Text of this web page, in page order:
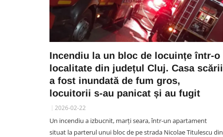
Incendiu la un bloc de locuințe într-o
localitate din județul Cluj. Casa scării
a fost inundată de fum gros,
locuitorii s-au panicat și au fugit
2026-02-22
Un incendiu a izbucnit, marți seara, într-un apartament
situat la parterul unui bloc de pe strada Nicolae Titulescu din